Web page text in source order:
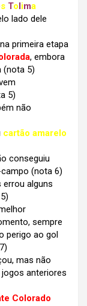
s Tolima
lado dele
primeira etapa
, embora
(nota 5)
5)
não
cartão amarelo
conseguiu
(nota 6)
errou alguns
sempre
perigo ao gol
mas não
anteriores
Colorado